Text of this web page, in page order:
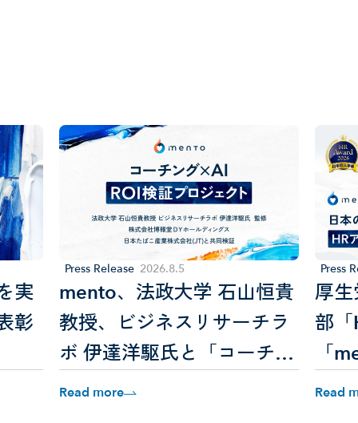
実
彰
Press Release 2026.8.5
mento、法政大学 石山恒貴
教授、ビジネスリサーチラ
ボ 伊達洋駆氏と「コーチン
グ×AI」ROI検証プロジェク
Read more
Press
厚
部
「
が
Read